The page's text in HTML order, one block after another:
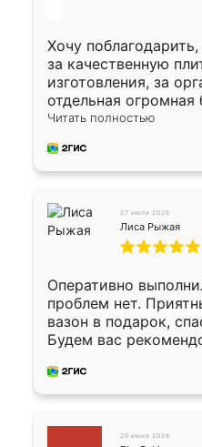
Хочу
за качественную
изготовления, за
отдельная огромная
укладку плитки
Читать полностью
27 июля 2026
Лиса Рыжая
Оперативно
проблем нет.
вазон в подарок,
Будем вас
20 июня 2026